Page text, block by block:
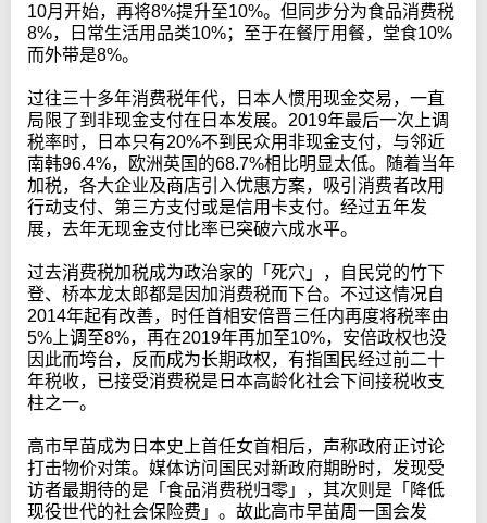
10月开始，再将8%提升至10%。但同步分为食品消费税
8%，日常生活用品类10%；至于在餐厅用餐，堂食10%
而外带是8%。
过往三十多年消费税年代，日本人惯用现金交易，一直
局限了到非现金支付在日本发展。2019年最后一次上调
税率时，日本只有20%不到民众用非现金支付，与邻近
南韩96.4%，欧洲英国的68.7%相比明显太低。随着当年
加税，各大企业及商店引入优惠方案，吸引消费者改用
行动支付、第三方支付或是信用卡支付。经过五年发
展，去年无现金支付比率已突破六成水平。
过去消费税加税成为政治家的「死穴」，自民党的竹下
登、桥本龙太郎都是因加消费税而下台。不过这情况自
2014年起有改善，时任首相安倍晋三任内再度将税率由
5%上调至8%，再在2019年再加至10%，安倍政权也没
因此而垮台，反而成为长期政权，有指国民经过前二十
年税收，已接受消费税是日本高龄化社会下间接税收支
柱之一。
高市早苗成为日本史上首任女首相后，声称政府正讨论
打击物价对策。媒体访问国民对新政府期盼时，发现受
访者最期待的是「食品消费税归零」，其次则是「降低
现役世代的社会保险费」。故此高市早苗周一国会发